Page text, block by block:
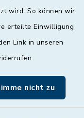
wird. So können wir
erteilte Einwilligung
Link in unseren
nicht zu
Uhr